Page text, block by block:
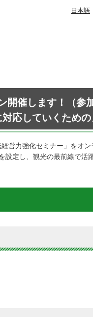
日本語
催します！（参
応していくため
営力強化セミナー」をオン
定し、観光の最前線で活